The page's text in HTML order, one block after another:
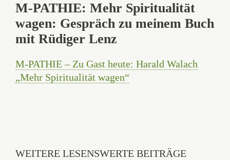
M-PATHIE: Mehr Spiritualität
wagen: Gespräch zu meinem Buch
mit Rüdiger Lenz
M-PATHIE – Zu Gast heute: Harald Walach
„Mehr Spiritualität wagen“
WEITERE LESENSWERTE BEITRÄGE